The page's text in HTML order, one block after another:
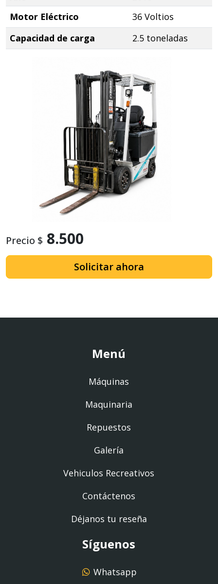
Motor Eléctrico
36 Voltios
Capacidad de carga
2.5 toneladas
Precio $ 8.500
Solicitar ahora
Menú
Máquinas
Maquinaria
Repuestos
Galería
Vehiculos Recreativos
Contáctenos
Déjanos tu reseña
Síguenos
Whatsapp